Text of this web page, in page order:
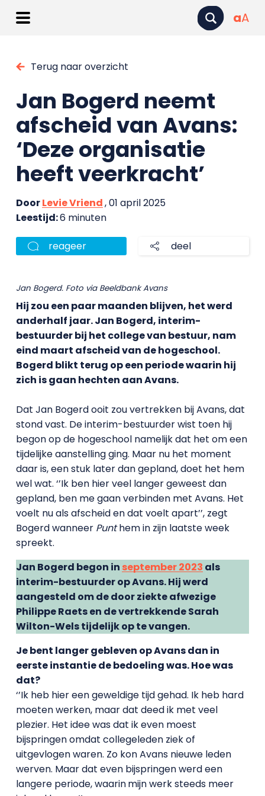
aA
Terug naar overzicht
Jan Bogerd neemt
afscheid van Avans:
‘Deze organisatie
heeft veerkracht’
DoorLevie Vriend, 01 april 2025
Leestijd:6 minuten
reageer deel
Jan Bogerd. Foto via Beeldbank Avans
Hij zou een paar maanden blijven, het werd
anderhalf jaar. Jan Bogerd, interim-
bestuurder bij het college van bestuur, nam
eind maart afscheid van de hogeschool.
Bogerd blikt terug op een periode waarin hij
zich is gaan hechten aan Avans.
Dat Jan Bogerd ooit zou vertrekken bij Avans, dat
stond vast. De interim-bestuurder wist toen hij
begon op de hogeschool namelijk dat het om een
tijdelijke aanstelling ging. Maar nu het moment
daar is, een stuk later dan gepland, doet het hem
wel wat. ‘’Ik ben hier veel langer geweest dan
gepland, ben me gaan verbinden met Avans. Het
voelt nu als afscheid en dat voelt apart’’, zegt
Bogerd wanneer Punthem in zijn laatste week
spreekt.
Jan Bogerd begon in september 2023 als
interim-bestuurder op Avans. Hij werd
aangesteld om de door ziekte afwezige
Philippe Raets en de vertrekkende Sarah
Wilton-Wels tijdelijk op te vangen.
Je bent langer gebleven op Avans dan in
eerste instantie de bedoeling was. Hoe was
dat?
‘’Ik heb hier een geweldige tijd gehad. Ik heb hard
moeten werken, maar dat deed ik met veel
plezier. Het idee was dat ik even moest
bijspringen omdat collegeleden ziek of
uitgevlogen waren. Zo kon Avans nieuwe leden
werven. Maar dat even bijspringen werd een
langere periode, waarinmijn werk steeds meer